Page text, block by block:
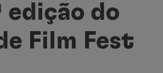
edição do
Film Fest